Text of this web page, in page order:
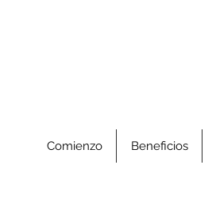
Comienzo Beneficios